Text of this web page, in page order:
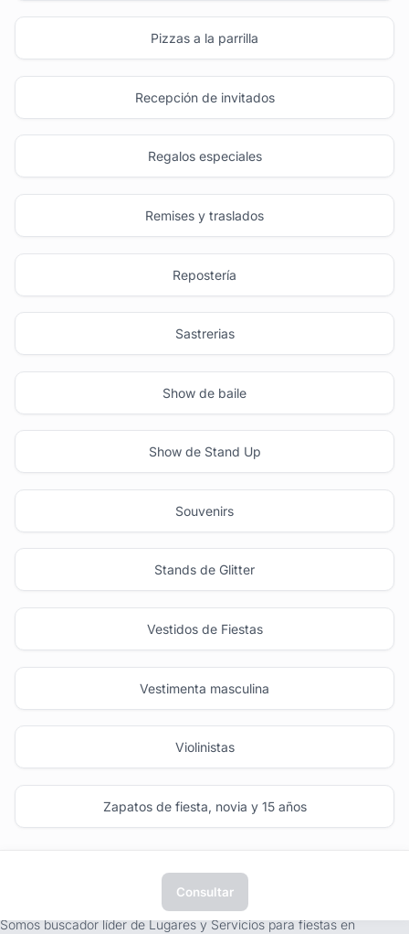
Pizzas a la parrilla
Recepción de invitados
Regalos especiales
Remises y traslados
Repostería
Sastrerias
Show de baile
Show de Stand Up
Souvenirs
Stands de Glitter
Vestidos de Fiestas
Vestimenta masculina
Violinistas
Zapatos de fiesta, novia y 15 años
Consultar
Somos buscador líder de Lugares y Servicios para fiestas en